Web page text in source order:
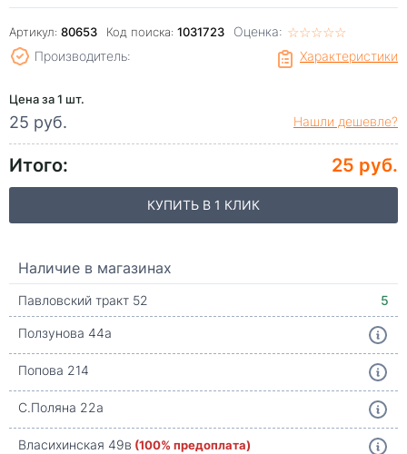
Артикул: 80653 Код поиска: 1031723 Оценка: ☆☆☆☆☆
★★★★★
Характеристики
Производитель:
Цена за 1 шт.
25 руб. Нашли дешевле?
Итого: 25 руб.
КУПИТЬ В 1 КЛИК
Наличие в магазинах
Павловский тракт 52
5
Ползунова 44а
Попова 214
С.Поляна 22а
Власихинская 49в (100% предоплата)